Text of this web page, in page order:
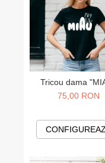
Tricou dama
75,00 RON